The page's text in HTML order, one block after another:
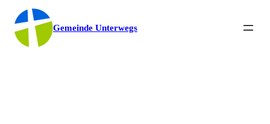
Gemeinde Unterwegs